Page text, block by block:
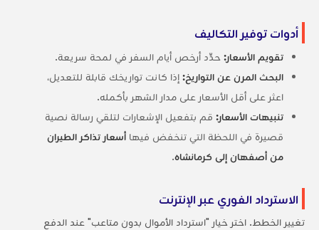
أدوات توفير التكاليف
تقويم الأسعار:حدِّد أرخص أيام السفر في لمحة سريعة.
البحث المرن عن التواريخ:إذا كانت تواريخك قابلة للتعديل،
اعثر على أقل الأسعار على مدار الشهر بأكمله.
تنبيهات الأسعار:قم بتفعيل الإشعارات لتلقي رسالة نصية
قصيرة في اللحظة التي تنخفض فيها أسعار تذاكر الطيران
من أصفهان إلى كرمانشاه.
الاسترداد الفوري عبر الإنترنت
تغيير الخطط. اختر خيار "استرداد الأموال بدون متاعب" عند الدفع